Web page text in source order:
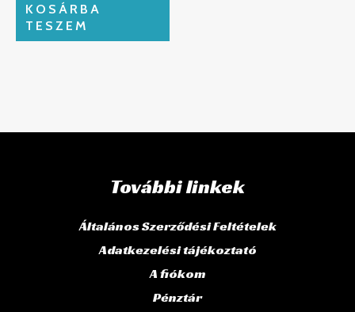
KOSÁRBA
TESZEM
További linkek
Általános Szerződési Feltételek
Adatkezelési tájékoztató
A fiókom
Pénztár